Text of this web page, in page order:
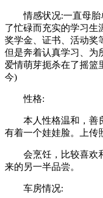
情感状况:一直母
了忙碌而充实的学习生
奖学金、证书、活动奖
但是奔着认真学习、为
爱情萌芽扼杀在了摇篮
今)
性格:
本人性格温和，善
有着一个娃娃脸。上传
会烹饪，比较喜欢
来的另一半品尝。
车房情况: